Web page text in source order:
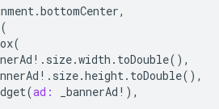
.bottomCenter,
(
(
! . size.width . toDouble(),
! . size.height. toDouble(),
(ad: _bannerAd ! ),